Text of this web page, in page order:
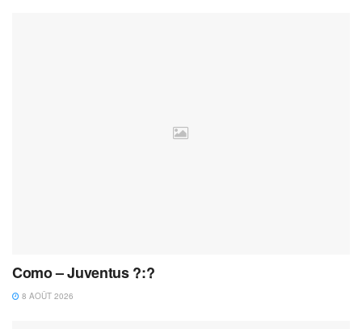
Como – Juventus ?:?
8 AOÛT 2026